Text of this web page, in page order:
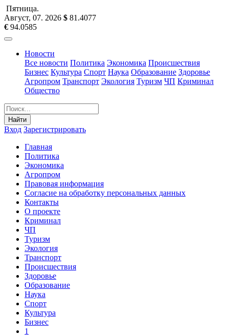
Пятница.
Август, 07. 2026 $ 81.4077
€ 94.0585
Новости
Все новости Политика Экономика Происшествия
Бизнес Культура Спорт Наука Образование Здоровье
Агропром Транспорт Экология Туризм ЧП Криминал
Общество
Найти
Вход Зарегистрировать
Главная
Политика
Экономика
Агропром
Правовая информация
Согласие на обработку персональных данных
Контакты
О проекте
Криминал
ЧП
Туризм
Экология
Транспорт
Происшествия
Здоровье
Образование
Наука
Спорт
Культура
Бизнес
1